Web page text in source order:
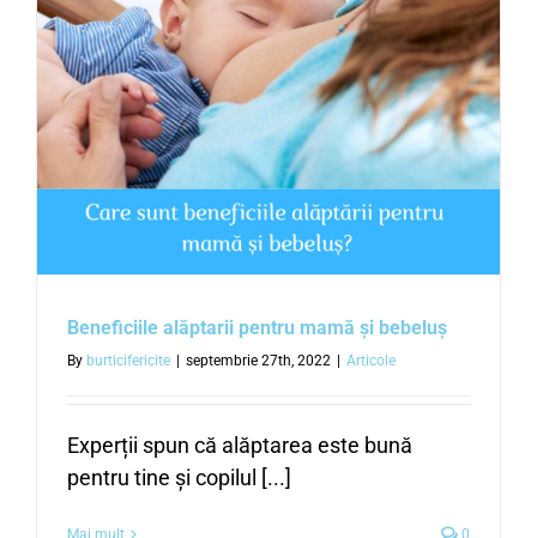
Beneficiile alăptarii pentru mamă și bebeluș
By burticifericite | septembrie 27th, 2022 | Articole
Experții spun că alăptarea este bună
pentru tine și copilul [...]
Mai mult 0